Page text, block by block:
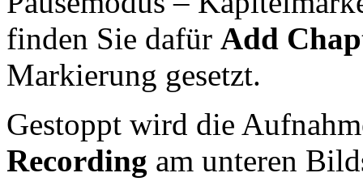
finden Sie dafür Add
Markierung gesetzt.
Gestoppt wird die
Recording am unteren